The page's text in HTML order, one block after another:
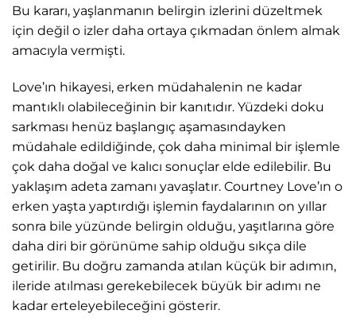
Bu kararı, yaşlanmanın belirgin izlerini düzeltmek
için değil o izler daha ortaya çıkmadan önlem almak
amacıyla vermişti.
Love’ın hikayesi, erken müdahalenin ne kadar
mantıklı olabileceğinin bir kanıtıdır. Yüzdeki doku
sarkması henüz başlangıç aşamasındayken
müdahale edildiğinde, çok daha minimal bir işlemle
çok daha doğal ve kalıcı sonuçlar elde edilebilir. Bu
yaklaşım adeta zamanı yavaşlatır. Courtney Love’ın o
erken yaşta yaptırdığı işlemin faydalarının on yıllar
sonra bile yüzünde belirgin olduğu, yaşıtlarına göre
daha diri bir görünüme sahip olduğu sıkça dile
getirilir. Bu doğru zamanda atılan küçük bir adımın,
ileride atılması gerekebilecek büyük bir adımı ne
kadar erteleyebileceğini gösterir.